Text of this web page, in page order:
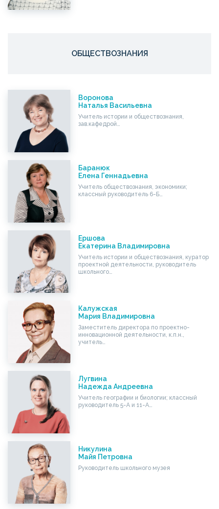
ОБЩЕСТВОЗНАНИЯ
Воронова
Наталья Васильевна
Учитель истории и обществознания,
зав.кафедрой…
Баранюк
Елена Геннадьевна
Учитель обществознания, экономики;
классный руководитель 6-Б…
Ершова
Екатерина Владимировна
Учитель истории и обществознания, куратор
проектной деятельности, руководитель
школьного…
Калужская
Мария Владимировна
Заместитель директора по проектно-
инновационной деятельности, к.п.н.,
учитель…
Лугвина
Надежда Андреевна
Учитель географии и биологии; классный
руководитель 5-А и 11-А…
Никулина
Майя Петровна
Руководитель школьного музея